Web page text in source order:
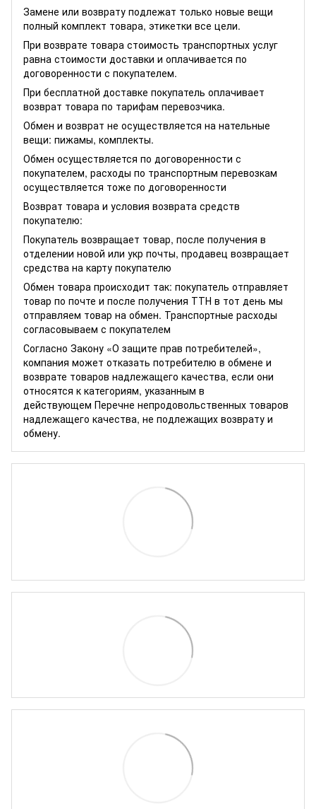
Замене или возврату подлежат только новые вещи
полный комплект товара, этикетки все цели.
При возврате товара стоимость транспортных услуг
равна стоимости доставки и оплачивается по
договоренности с покупателем.
При бесплатной доставке покупатель оплачивает
возврат товара по тарифам перевозчика.
Обмен и возврат не осуществляется на нательные
вещи: пижамы, комплекты.
Обмен осуществляется по договоренности с
покупателем, расходы по транспортным перевозкам
осуществляется тоже по договоренности
Возврат товара и условия возврата средств
покупателю:
Покупатель возвращает товар, после получения в
отделении новой или укр почты, продавец возвращает
средства на карту покупателю
Обмен товара происходит так: покупатель отправляет
товар по почте и после получения ТТН в тот день мы
отправляем товар на обмен. Транспортные расходы
согласовываем с покупателем
Согласно Закону «О защите прав потребителей»,
компания может отказать потребителю в обмене и
возврате товаров надлежащего качества, если они
относятся к категориям, указанным в
действующем Перечне непродовольственных товаров
надлежащего качества, не подлежащих возврату и
обмену.